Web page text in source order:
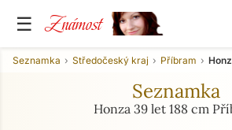
☰ Známost
Seznamka Středočeský kraj Příbram
Seznamka
Honza 39 let 188 cm